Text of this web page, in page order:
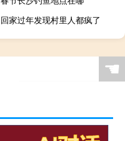
回家过年发现村里人都疯了
☚